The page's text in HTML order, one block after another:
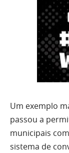
Um exemplo
passou a
municipais
sistema de